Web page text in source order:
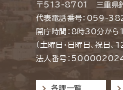
〒513-8701 三重県
代表電話番号：059-
開庁時間：8時30分か
（土曜日・日曜日、祝日
法人番号：
各課一覧